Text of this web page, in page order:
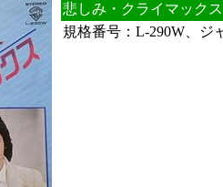
悲しみ・クライマック
規格番号：L-290W、ジ